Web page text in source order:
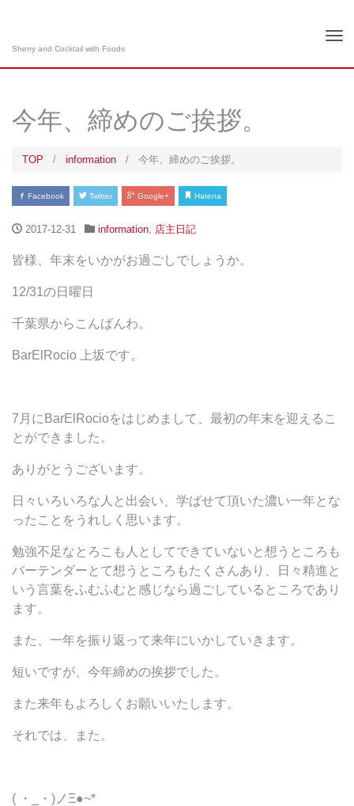
Sherry and Cocktail with Foods
今年、締めのご挨拶。
TOP information 今年、締めのご挨拶。
Facebook Twitter Google+ Hatena
2017-12-31 information, 店主日記
皆様、年末をいかがお過ごしでしょうか。
12/31の日曜日
千葉県からこんばんわ。
BarElRocio 上坂です。
7月にBarElRocioをはじめまして、最初の年末を迎えるこ
とができました。
ありがとうございます。
日々いろいろな人と出会い、学ばせて頂いた濃い一年とな
ったことをうれしく思います。
勉強不足なとろこも人としてできていないと想うところも
バーテンダーとて想うところもたくさんあり、日々精進と
いう言葉をふむふむと感じなら過ごしているところであり
ます。
また、一年を振り返って来年にいかしていきます。
短いですが、今年締めの挨拶でした。
また来年もよろしくお願いいたします。
それでは、また。
( ・_・)ノΞ●~*